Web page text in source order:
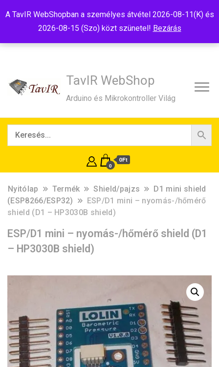
A TavIR WebShopban a személyes átvétel 2026-08-11(K) és
2026-08-15 (Szo) közt szünetel! Bezárás
TavIR WebShop
Arduino és Mikrokontroller Világ
0
0Ft
Nyitólap Termék Shield/pajzs
D1 mini shield
(ESP8266/ESP32)
ESP/D1 mini – nyomás-/hőmérő
shield (D1 – HP3030B shield)
ESP/D1 mini – nyomás-/hőmérő shield (D1
– HP3030B shield)